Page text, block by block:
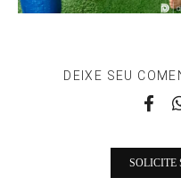
DEIXE SEU
SOLICITE